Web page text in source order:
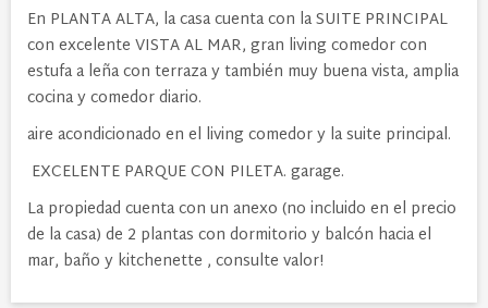
En PLANTA ALTA, la casa cuenta con la SUITE PRINCIPAL
con excelente VISTA AL MAR, gran living comedor con
estufa a leña con terraza y también muy buena vista, amplia
cocina y comedor diario.
aire acondicionado en el living comedor y la suite principal.
EXCELENTE PARQUE CON PILETA. garage.
La propiedad cuenta con un anexo (no incluido en el precio
de la casa) de 2 plantas con dormitorio y balcón hacia el
mar, baño y kitchenette , consulte valor!